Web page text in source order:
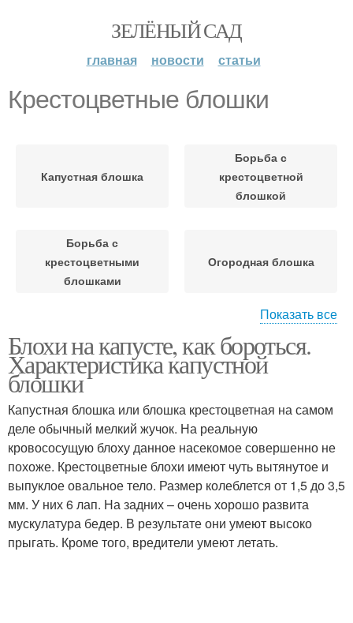
ЗЕЛЁНЫЙ САД
главная новости статьи
Крестоцветные блошки
Капустная блошка
Борьба с
крестоцветной
блошкой
Борьба с
крестоцветными
блошками
Огородная блошка
Крестоцветная блошка
Показать все
Блохи на капусте, как бороться.
Характеристика капустной
блошки
Капустная блошка или блошка крестоцветная на самом
деле обычный мелкий жучок. На реальную
кровососущую блоху данное насекомое совершенно не
похоже. Крестоцветные блохи имеют чуть вытянутое и
выпуклое овальное тело. Размер колеблется от 1,5 до 3,5
мм. У них 6 лап. На задних – очень хорошо развита
мускулатура бедер. В результате они умеют высоко
прыгать. Кроме того, вредители умеют летать.